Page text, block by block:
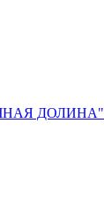
ДОЛИНА"